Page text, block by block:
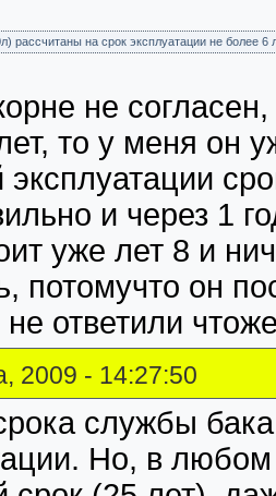
рассчитаны на срок эксплуатации не более 6
не
то у меня
эксплуатации
и через 1
уже лет 8 и
потомучто он
ответили
2009 - 14:27:50
службы
Но, в